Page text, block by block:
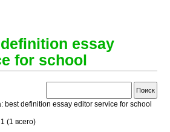
essay
for school
best definition essay editor service for school
(1 всего)